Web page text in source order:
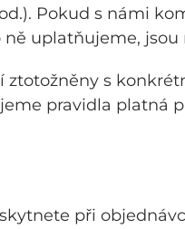
Pokud s námi
uplatňujeme, jsou
s
pravidla platná
při